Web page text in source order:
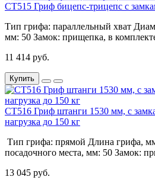
CT515 Гриф бицепс-трицепс с
Тип грифа: параллельный хват
мм: 50 Замок: прищепка, в
11 414 руб.
Купить
CT516 Гриф штанги 1530 мм, с
нагрузка до 150 кг
Тип грифа: прямой Длина грифа,
посадочного места, мм: 50 Замок:
13 045 руб.